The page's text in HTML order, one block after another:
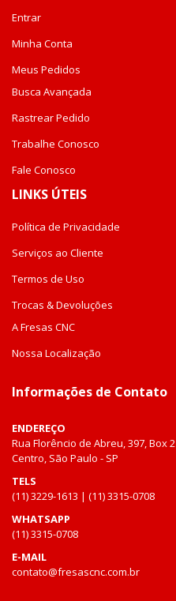
Entrar
Minha Conta
Meus Pedidos
Busca Avançada
Rastrear Pedido
Trabalhe Conosco
Fale Conosco
LINKS ÚTEIS
Política de Privacidade
Serviços ao Cliente
Termos de Uso
Trocas & Devoluções
A Fresas CNC
Nossa Localização
Informações de Contato
ENDEREÇO
Rua Florêncio de Abreu, 397, Box 2
Centro, São Paulo - SP
TELS
(11) 3229-1613 | (11) 3315-0708
WHATSAPP
(11) 3315-0708
E-MAIL
contato@fresascnc.com.br